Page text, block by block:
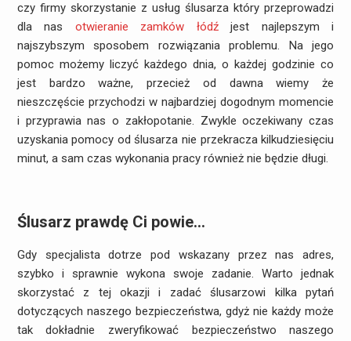
czy firmy skorzystanie z usług ślusarza który przeprowadzi
dla nas otwieranie zamków łódźjest najlepszym i
najszybszym sposobem rozwiązania problemu. Na jego
pomoc możemy liczyć każdego dnia, o każdej godzinie co
jest bardzo ważne, przecież od dawna wiemy że
nieszczęście przychodzi w najbardziej dogodnym momencie
i przyprawia nas o zakłopotanie. Zwykle oczekiwany czas
uzyskania pomocy od ślusarza nie przekracza kilkudziesięciu
minut, a sam czas wykonania pracy również nie będzie długi.
Ślusarz prawdę Ci powie…
Gdy specjalista dotrze pod wskazany przez nas adres,
szybko i sprawnie wykona swoje zadanie. Warto jednak
skorzystać z tej okazji i zadać ślusarzowi kilka pytań
dotyczących naszego bezpieczeństwa, gdyż nie każdy może
tak dokładnie zweryfikować bezpieczeństwo naszego